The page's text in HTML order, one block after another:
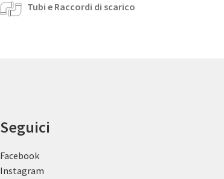
Tubi e Raccordi di scarico
Seguici
Facebook
Instagram